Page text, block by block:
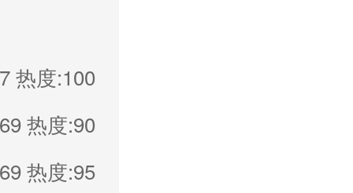
热度:100
热度:90
热度:95